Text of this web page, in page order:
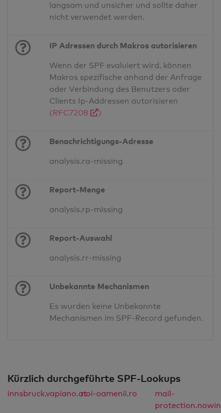
langsam und unsicher und sollte daher
nicht verwendet werden.
IP Adressen durch Makros autorisieren
Wenn der SPF evaluiert wird, können
Makros spezifische anhand der Anfrage
oder Verbindung des Benutzers oder
Clients Ip-Addressen autorisieren
(RFC7208
)
Benachrichtigungs-Adresse
analysis.ra-missing
Report-Menge
analysis.rp-missing
Report-Auswahl
analysis.rr-missing
Unbekannte Mechanismen
Es wurden keine Unbekannte
Mechanismen im SPF-Record gefunden.
Kürzlich durchgeführte SPF-Lookups
innsbruck.vapiano.atnoi-oamenii.ro
mail-